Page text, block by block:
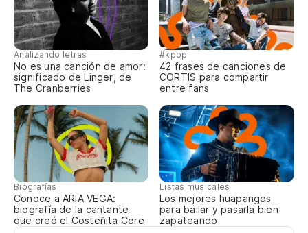
Analizando letras
No es una canción de amor:
significado de Linger, de
The Cranberries
#kpop
42 frases de canciones de
CORTIS para compartir
entre fans
Biografías
Conoce a ARIA VEGA:
biografía de la cantante
que creó el Costeñita Core
Listas musicales
Los mejores huapangos
para bailar y pasarla bien
zapateando